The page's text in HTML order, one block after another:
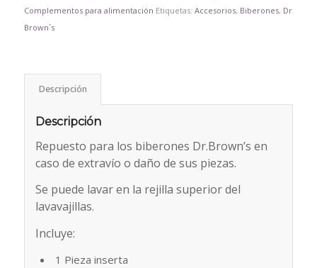
Complementos para alimentación Etiquetas: Accesorios, Biberones, Dr
Brown´s
Descripción
Descripción
Repuesto para los biberones Dr.Brown’s en
caso de extravío o daño de sus piezas.
Se puede lavar en la rejilla superior del
lavavajillas.
Incluye:
1 Pieza inserta